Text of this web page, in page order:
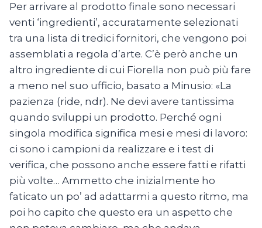
Per arrivare al prodotto finale sono necessari
venti ‘ingredienti’, accuratamente selezionati
tra una lista di tredici fornitori, che vengono poi
assemblati a regola d’arte. C’è però anche un
altro ingrediente di cui Fiorella non può più fare
a meno nel suo ufficio, basato a Minusio: «La
pazienza (ride, ndr). Ne devi avere tantissima
quando sviluppi un prodotto. Perché ogni
singola modifica significa mesi e mesi di lavoro:
ci sono i campioni da realizzare e i test di
verifica, che possono anche essere fatti e rifatti
più volte… Ammetto che inizialmente ho
faticato un po’ ad adattarmi a questo ritmo, ma
poi ho capito che questo era un aspetto che